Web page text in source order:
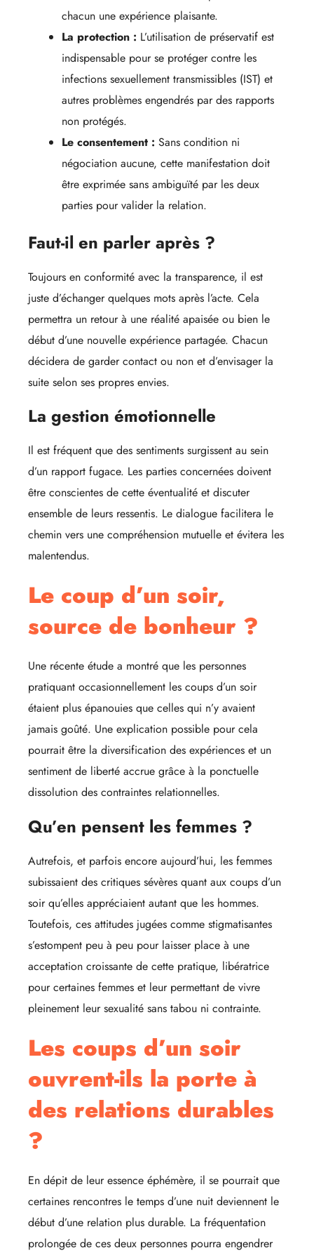
chacun une expérience plaisante.
La protection : L’utilisation de préservatif est
indispensable pour se protéger contre les
infections sexuellement transmissibles (IST) et
autres problèmes engendrés par des rapports
non protégés.
Le consentement : Sans condition ni
négociation aucune, cette manifestation doit
être exprimée sans ambiguïté par les deux
parties pour valider la relation.
Faut-il en parler après ?
Toujours en conformité avec la transparence, il est
juste d’échanger quelques mots après l’acte. Cela
permettra un retour à une réalité apaisée ou bien le
début d’une nouvelle expérience partagée. Chacun
décidera de garder contact ou non et d’envisager la
suite selon ses propres envies.
La gestion émotionnelle
Il est fréquent que des sentiments surgissent au sein
d’un rapport fugace. Les parties concernées doivent
être conscientes de cette éventualité et discuter
ensemble de leurs ressentis. Le dialogue facilitera le
chemin vers une compréhension mutuelle et évitera les
malentendus.
Le coup d’un soir,
source de bonheur ?
Une récente étude a montré que les personnes
pratiquant occasionnellement les coups d’un soir
étaient plus épanouies que celles qui n’y avaient
jamais goûté. Une explication possible pour cela
pourrait être la diversification des expériences et un
sentiment de liberté accrue grâce à la ponctuelle
dissolution des contraintes relationnelles.
Qu’en pensent les femmes ?
Autrefois, et parfois encore aujourd’hui, les femmes
subissaient des critiques sévères quant aux coups d’un
soir qu’elles appréciaient autant que les hommes.
Toutefois, ces attitudes jugées comme stigmatisantes
s’estompent peu à peu pour laisser place à une
acceptation croissante de cette pratique, libératrice
pour certaines femmes et leur permettant de vivre
pleinement leur sexualité sans tabou ni contrainte.
Les coups d’un soir
ouvrent-ils la porte à
des relations durables
?
En dépit de leur essence éphémère, il se pourrait que
certaines rencontres le temps d’une nuit deviennent le
début d’une relation plus durable. La fréquentation
prolongée de ces deux personnes pourra engendrer